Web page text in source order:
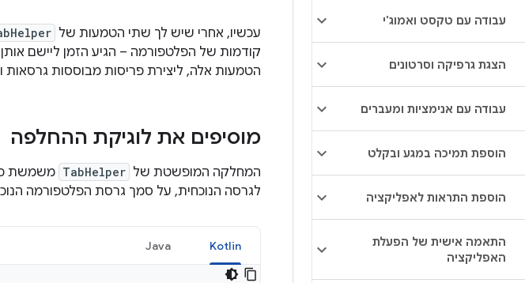
עבודה עם טקסט ואמוג'י
הצגת גרפיקה וסרטונים
עבודה עם אנימציות ומעברים
הוספת תמיכה במגע ובקלט
הוספת התראות לאפליקציה
התאמה אישית של הפעלת
האפליקציה
עכשיו, אחרי שיש לך שתי הטמעות של
קודמות של הפלטפורמה – הגיע הזמן ליישם
הטמעות אלה, ליצירת פריסות מבוססות
מוסיפים את לוגיקת ההחלפה
המחלקה המופשטת של TabHelper משמשת
לגרסה הנוכחית, על סמך גרסת הפלטפורמה
Kotlin
Java